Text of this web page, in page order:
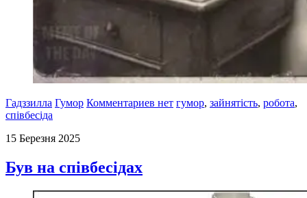
Гадззилла Гумор Комментариев нет гумор, зайнятість, робота,
співбесіда
15 Березня 2025
Був на співбесідах